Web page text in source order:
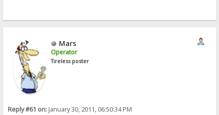
Mars
Operator
Tireless poster
Reply #61 on:January 30, 2011, 06:50:34 PM